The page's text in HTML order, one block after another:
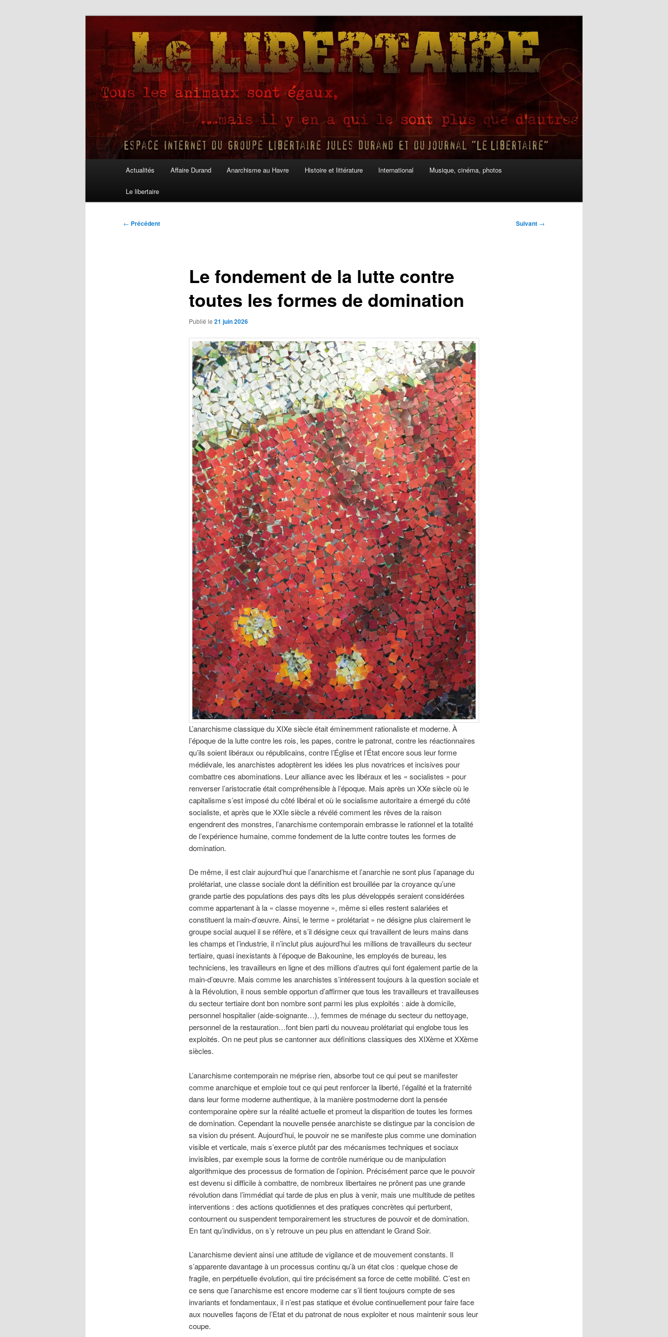
Le Libertaire
Actualités Affaire Durand Anarchisme au Havre Histoire et littérature International Musique, cinéma, photos
Le libertaire
Navigation
← Précédent Suivant →
Le fondement de la lutte contre
toutes les formes de domination
Publié le 21 juin 2026
L’anarchisme classique du XIXe siècle était éminemment rationaliste et moderne. À
l’époque de la lutte contre les rois, les papes, contre le patronat, contre les réactionnaires
qu’ils soient libéraux ou républicains, contre l’Église et l’État encore sous leur forme
médiévale, les anarchistes adoptèrent les idées les plus novatrices et incisives pour
combattre ces abominations. Leur alliance avec les libéraux et les « socialistes » pour
renverser l’aristocratie était compréhensible à l’époque. Mais après un XXe siècle où le
capitalisme s’est imposé du côté libéral et où le socialisme autoritaire a émergé du côté
socialiste, et après que le XXIe siècle a révélé comment les rêves de la raison
engendrent des monstres, l’anarchisme contemporain embrasse le rationnel et la totalité
de l’expérience humaine, comme fondement de la lutte contre toutes les formes de
domination.
De même, il est clair aujourd’hui que l’anarchisme et l’anarchie ne sont plus l’apanage du
prolétariat, une classe sociale dont la définition est brouillée par la croyance qu’une
grande partie des populations des pays dits les plus développés seraient considérées
comme appartenant à la « classe moyenne », même si elles restent salariées et
constituent la main-d’œuvre. Ainsi, le terme « prolétariat » ne désigne plus clairement le
groupe social auquel il se réfère, et s’il désigne ceux qui travaillent de leurs mains dans
les champs et l’industrie, il n’inclut plus aujourd’hui les millions de travailleurs du secteur
tertiaire, quasi inexistants à l’époque de Bakounine, les employés de bureau, les
techniciens, les travailleurs en ligne et des millions d’autres qui font également partie de la
main-d’œuvre. Mais comme les anarchistes s’intéressent toujours à la question sociale et
à la Révolution, il nous semble opportun d’affirmer que tous les travailleurs et travailleuses
du secteur tertiaire dont bon nombre sont parmi les plus exploités : aide à domicile,
personnel hospitalier (aide-soignante…), femmes de ménage du secteur du nettoyage,
personnel de la restauration…font bien parti du nouveau prolétariat qui englobe tous les
exploités. On ne peut plus se cantonner aux définitions classiques des XIXème et XXème
siècles.
L’anarchisme contemporain ne méprise rien, absorbe tout ce qui peut se manifester
comme anarchique et emploie tout ce qui peut renforcer la liberté, l’égalité et la fraternité
dans leur forme moderne authentique, à la manière postmoderne dont la pensée
contemporaine opère sur la réalité actuelle et promeut la disparition de toutes les formes
de domination. Cependant la nouvelle pensée anarchiste se distingue par la concision de
sa vision du présent. Aujourd’hui, le pouvoir ne se manifeste plus comme une domination
visible et verticale, mais s’exerce plutôt par des mécanismes techniques et sociaux
invisibles, par exemple sous la forme de contrôle numérique ou de manipulation
algorithmique des processus de formation de l’opinion. Précisément parce que le pouvoir
est devenu si difficile à combattre, de nombreux libertaires ne prônent pas une grande
révolution dans l’immédiat qui tarde de plus en plus à venir, mais une multitude de petites
interventions : des actions quotidiennes et des pratiques concrètes qui perturbent,
contournent ou suspendent temporairement les structures de pouvoir et de domination.
En tant qu’individus, on s’y retrouve un peu plus en attendant le Grand Soir.
L’anarchisme devient ainsi une attitude de vigilance et de mouvement constants. Il
s’apparente davantage à un processus continu qu’à un état clos : quelque chose de
fragile, en perpétuelle évolution, qui tire précisément sa force de cette mobilité. C’est en
ce sens que l’anarchisme est encore moderne car s’il tient toujours compte de ses
invariants et fondamentaux, il n’est pas statique et évolue continuellement pour faire face
aux nouvelles façons de l’Etat et du patronat de nous exploiter et nous maintenir sous leur
coupe.